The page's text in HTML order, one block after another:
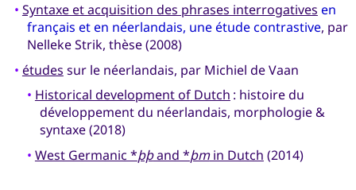
• Syntaxe et acquisition des phrases interrogatives en
français et en néerlandais, une étude contrastive, par
Nelleke Strik, thèse (2008)
• études sur le néerlandais, par Michiel de Vaan
• Historical development of Dutch : histoire du
développement du néerlandais, morphologie &
syntaxe (2018)
• West Germanic *þþand *þmin Dutch (2014)